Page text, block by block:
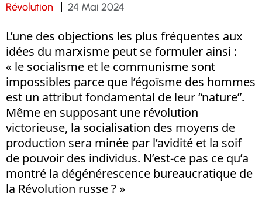
Révolution 24 Mai 2024
L’une des objections les plus fréquentes aux
idées du marxisme peut se formuler ainsi :
« le socialisme et le communisme sont
impossibles parce que l’égoïsme des hommes
est un attribut fondamental de leur “nature”.
Même en supposant une révolution
victorieuse, la socialisation des moyens de
production sera minée par l’avidité et la soif
de pouvoir des individus. N’est-ce pas ce qu’a
montré la dégénérescence bureaucratique de
la Révolution russe ? »